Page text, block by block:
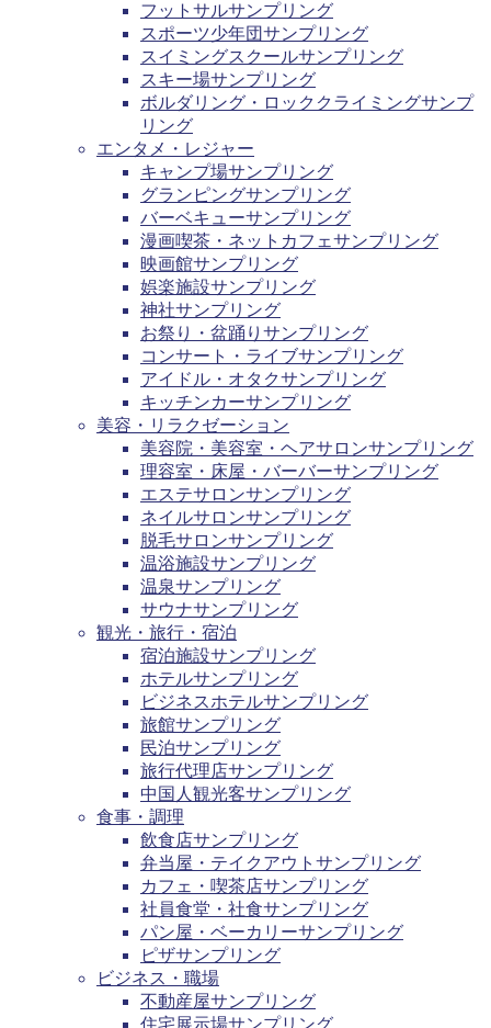
フットサルサンプリング
スポーツ少年団サンプリング
スイミングスクールサンプリング
スキー場サンプリング
ボルダリング・ロッククライミングサンプ
リング
エンタメ・レジャー
キャンプ場サンプリング
グランピングサンプリング
バーベキューサンプリング
漫画喫茶・ネットカフェサンプリング
映画館サンプリング
娯楽施設サンプリング
神社サンプリング
お祭り・盆踊りサンプリング
コンサート・ライブサンプリング
アイドル・オタクサンプリング
キッチンカーサンプリング
美容・リラクゼーション
美容院・美容室・ヘアサロンサンプリング
理容室・床屋・バーバーサンプリング
エステサロンサンプリング
ネイルサロンサンプリング
脱毛サロンサンプリング
温浴施設サンプリング
温泉サンプリング
サウナサンプリング
観光・旅行・宿泊
宿泊施設サンプリング
ホテルサンプリング
ビジネスホテルサンプリング
旅館サンプリング
民泊サンプリング
旅行代理店サンプリング
中国人観光客サンプリング
食事・調理
飲食店サンプリング
弁当屋・テイクアウトサンプリング
カフェ・喫茶店サンプリング
社員食堂・社食サンプリング
パン屋・ベーカリーサンプリング
ピザサンプリング
ビジネス・職場
不動産屋サンプリング
住宅展示場サンプリング